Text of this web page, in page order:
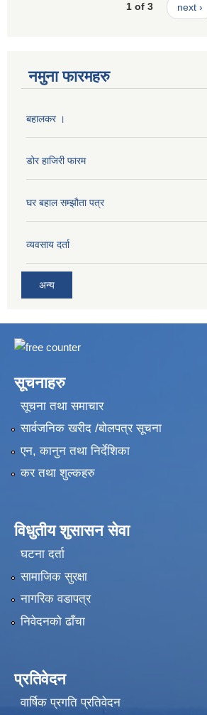
1 of 3 next ›
नमुना फारमहरु
बहालकर ।
डोर हाजिरी फारम
घर बहाल सम्झौता पत्र
व्यवसाय दर्ता
अन्य
सूचनाहरु
सूचना तथा समाचार
सार्वजनिक खरीद /बोलपत्र सूचना
एन, कानुन तथा निर्देशिका
कर तथा शुल्कहरु
विधुतीय शुसासन सेवा
घटना दर्ता
सामाजिक सुरक्षा
नागरिक वडापत्र
निवेदनको ढाँचा
प्रतिवेदन
वार्षिक प्रगति प्रतिवेदन